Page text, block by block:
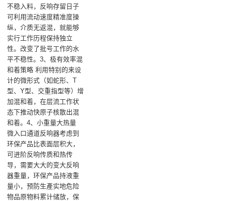
不稳入料，反响存留日子
可利用流动速度精准度操
纵，介质无返混，就能够
实行工作历程保持独立
性。改变了批号工作的水
平不稳性。3、极有效率混
和着策略 利用特别的来设
计的微形式（如蛇形、T
型、Y型、交重指型等）增
加混和着，在层流工作状
态下推动快原子核散出混
和着。4、小重量大热量
微入口通道反响器考虑到
环保产品比表面层积大，
可进阶反响传质和热传
导，需要大大的变大反响
器重量，环保产品持液重
量小，预防生產实地危险
物品原物料累计储放，保